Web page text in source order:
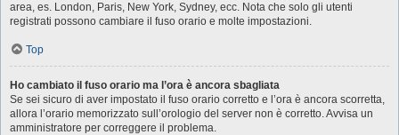
area, es. London, Paris, New York, Sydney, ecc. Nota che solo gli utenti
registrati possono cambiare il fuso orario e molte impostazioni.
Top
Ho cambiato il fuso orario ma l’ora è ancora sbagliata
Se sei sicuro di aver impostato il fuso orario corretto e l’ora è ancora scorretta,
allora l’orario memorizzato sull’orologio del server non è corretto. Avvisa un
amministratore per correggere il problema.